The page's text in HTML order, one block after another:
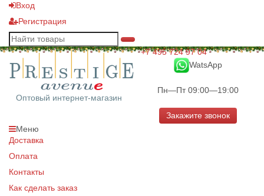
Вход
Регистрация
Оптовый интернет-магазин
+7 495 724 97 04
WatsApp
Пн—Пт 09:00—19:00
Закажите звонок
Меню
Доставка
Оплата
Контакты
Как сделать заказ